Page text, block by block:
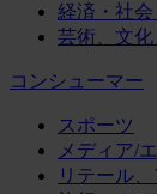
経済・社
芸術、文
コンシューマー
スポーツ
メディア/
リテール